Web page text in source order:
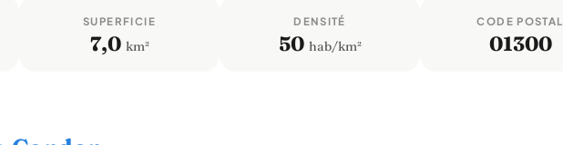
SUPERFICIE
7,0 km²
DENSITÉ
50 hab/km²
CODE POSTAL
01300